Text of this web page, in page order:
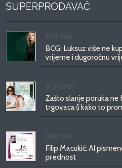
SUPERPRODAVAČ
31.07.2026.
BCG: Luksuz više ne
vrijeme i dugoročnu
27.07.2026.
Zašto slanje poruka
trgovaca (i kako to
14.07.2026.
Filip Macukić: AI
prednost